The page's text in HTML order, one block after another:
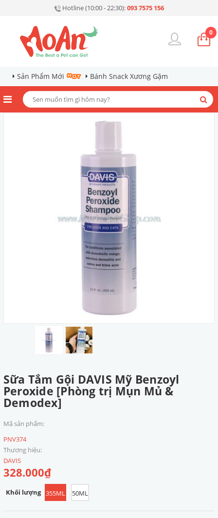
Hotline (10:00 - 22:30):093 7575 156
0
Sản Phẩm Mới Bánh Snack Xương Gặm
Sữa Tắm Gội DAVIS Mỹ Benzoyl
Peroxide [Phòng trị Mụn Mủ &
Demodex]
Mã sản phẩm:
PNV374
Thương hiệu:
DAVIS
328.000₫
Khối lượng 355ML 50ML